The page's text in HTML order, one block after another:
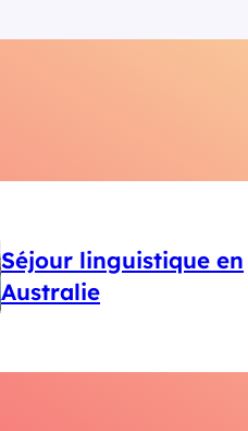
Séjour linguistique en
Australie